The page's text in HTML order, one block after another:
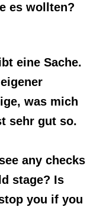
es wollten?
eine Sache.
was mich
sehr gut so.
any checks
stage? Is
you if you